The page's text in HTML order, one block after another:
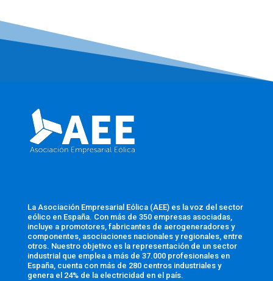
La Asociación Empresarial Eólica (AEE) es la voz del sector
eólico en España. Con más de 350 empresas asociadas,
incluye a promotores, fabricantes de aerogeneradores y
componentes, asociaciones nacionales y regionales, entre
otros. Nuestro objetivo es la representación de un sector
industrial que emplea a más de 37.000 profesionales en
España, cuenta con más de 280 centros industriales y
genera el 24% de la electricidad en el país.